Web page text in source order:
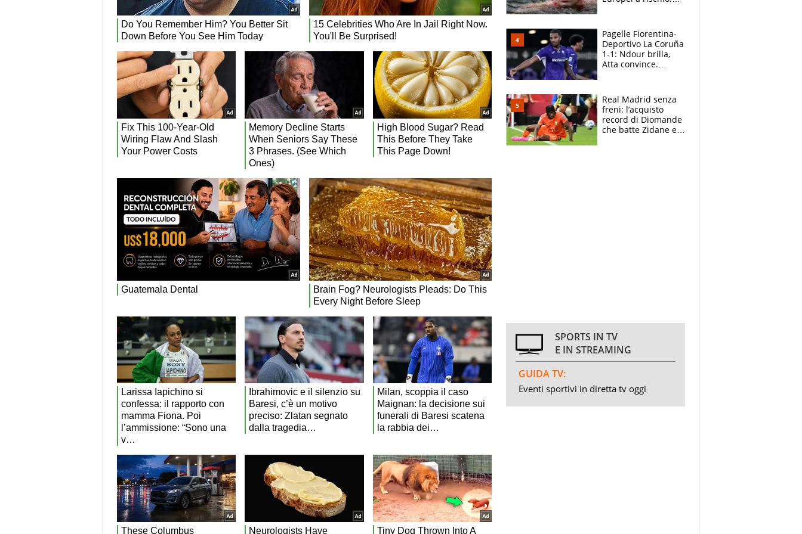
adesso
Pagelle Fiorentina-
Deportivo La Coruña
1-1: Ndour brilla,
Atta convince.
Real Madrid senza
freni: l’acquisto
record di Diomande
che batte Zidane e
SPORTS IN TV
E IN STREAMING
GUIDA TV:
Eventi sportivi in diretta tv oggi